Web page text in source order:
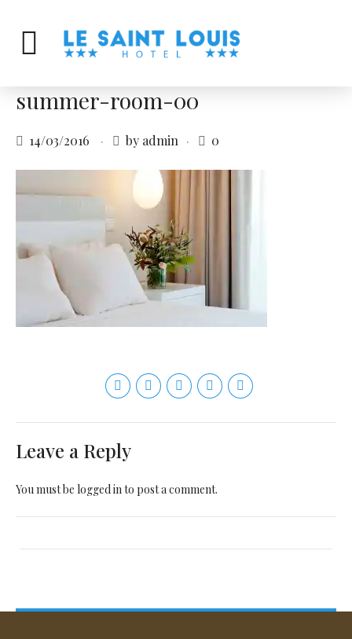
summer-room-00
14/03/2016 by admin 0
Leave a Reply
You must be logged into post a comment.